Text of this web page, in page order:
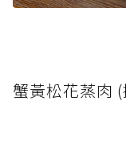
蟹黃松花蒸肉